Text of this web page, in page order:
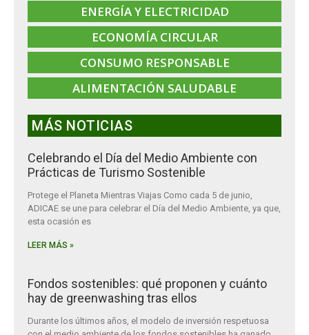
ENERGÍA Y ELECTRICIDAD
ECONOMÍA CIRCULAR
CONSUMO RESPONSABLE
ALIMENTACIÓN SALUDABLE
MÁS NOTICIAS
Celebrando el Día del Medio Ambiente con
Prácticas de Turismo Sostenible
Protege el Planeta Mientras Viajas Como cada 5 de junio,
ADICAE se une para celebrar el Día del Medio Ambiente, ya que,
esta ocasión es
LEER MÁS »
Fondos sostenibles: qué proponen y cuánto
hay de greenwashing tras ellos
Durante los últimos años, el modelo de inversión respetuosa